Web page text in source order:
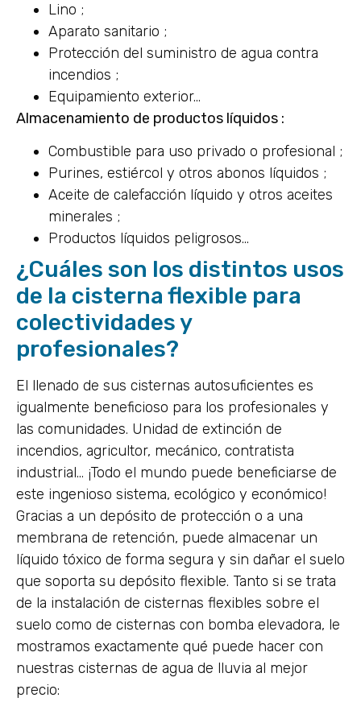
Lino ;
Aparato sanitario ;
Protección del suministro de agua contra
incendios ;
Equipamiento exterior…
Almacenamiento de productos líquidos :
Combustible para uso privado o profesional ;
Purines, estiércol y otros abonos líquidos ;
Aceite de calefacción líquido y otros aceites
minerales ;
Productos líquidos peligrosos…
¿Cuáles son los distintos usos
de la cisterna flexible para
colectividades y
profesionales?
El llenado de sus cisternas autosuficientes es
igualmente beneficioso para los profesionales y
las comunidades. Unidad de extinción de
incendios, agricultor, mecánico, contratista
industrial… ¡Todo el mundo puede beneficiarse de
este ingenioso sistema, ecológico y económico!
Gracias a un depósito de protección o a una
membrana de retención, puede almacenar un
líquido tóxico de forma segura y sin dañar el suelo
que soporta su depósito flexible. Tanto si se trata
de la instalación de cisternas flexibles sobre el
suelo como de cisternas con bomba elevadora, le
mostramos exactamente qué puede hacer con
nuestras cisternas de agua de lluvia al mejor
precio: